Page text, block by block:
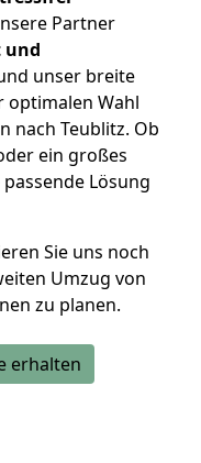
Partner
und
unser breite
optimalen Wahl
nach Teublitz. Ob
ein großes
Lösung
Sie uns noch
Umzug von
zu planen.
erhalten